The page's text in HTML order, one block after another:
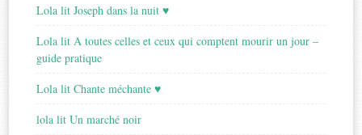
Lola lit Joseph dans la nuit ♥
Lola lit A toutes celles et ceux qui comptent mourir un jour –
guide pratique
Lola lit Chante méchante ♥
lola lit Un marché noir